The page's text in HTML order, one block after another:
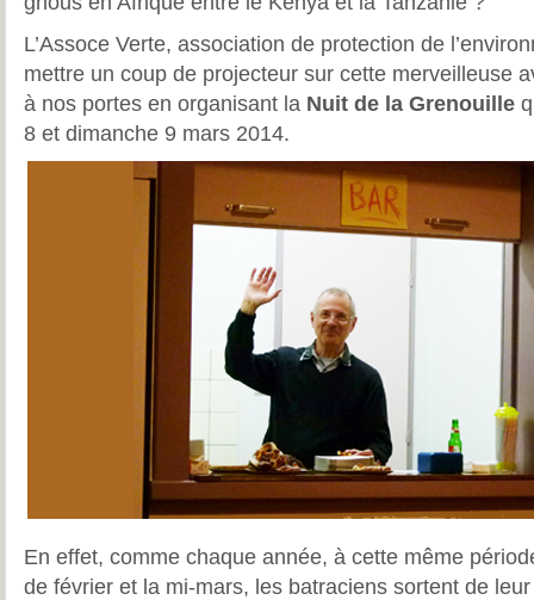
L’Assoce Verte, association de protection de
mettre un coup de projecteur sur cette merveilleuse
à nos portes en organisant la Nuit de la Grenouille
8 et dimanche 9 mars 2014.
En effet, comme chaque année, à cette même
de février et la mi-mars, les batraciens sortent de